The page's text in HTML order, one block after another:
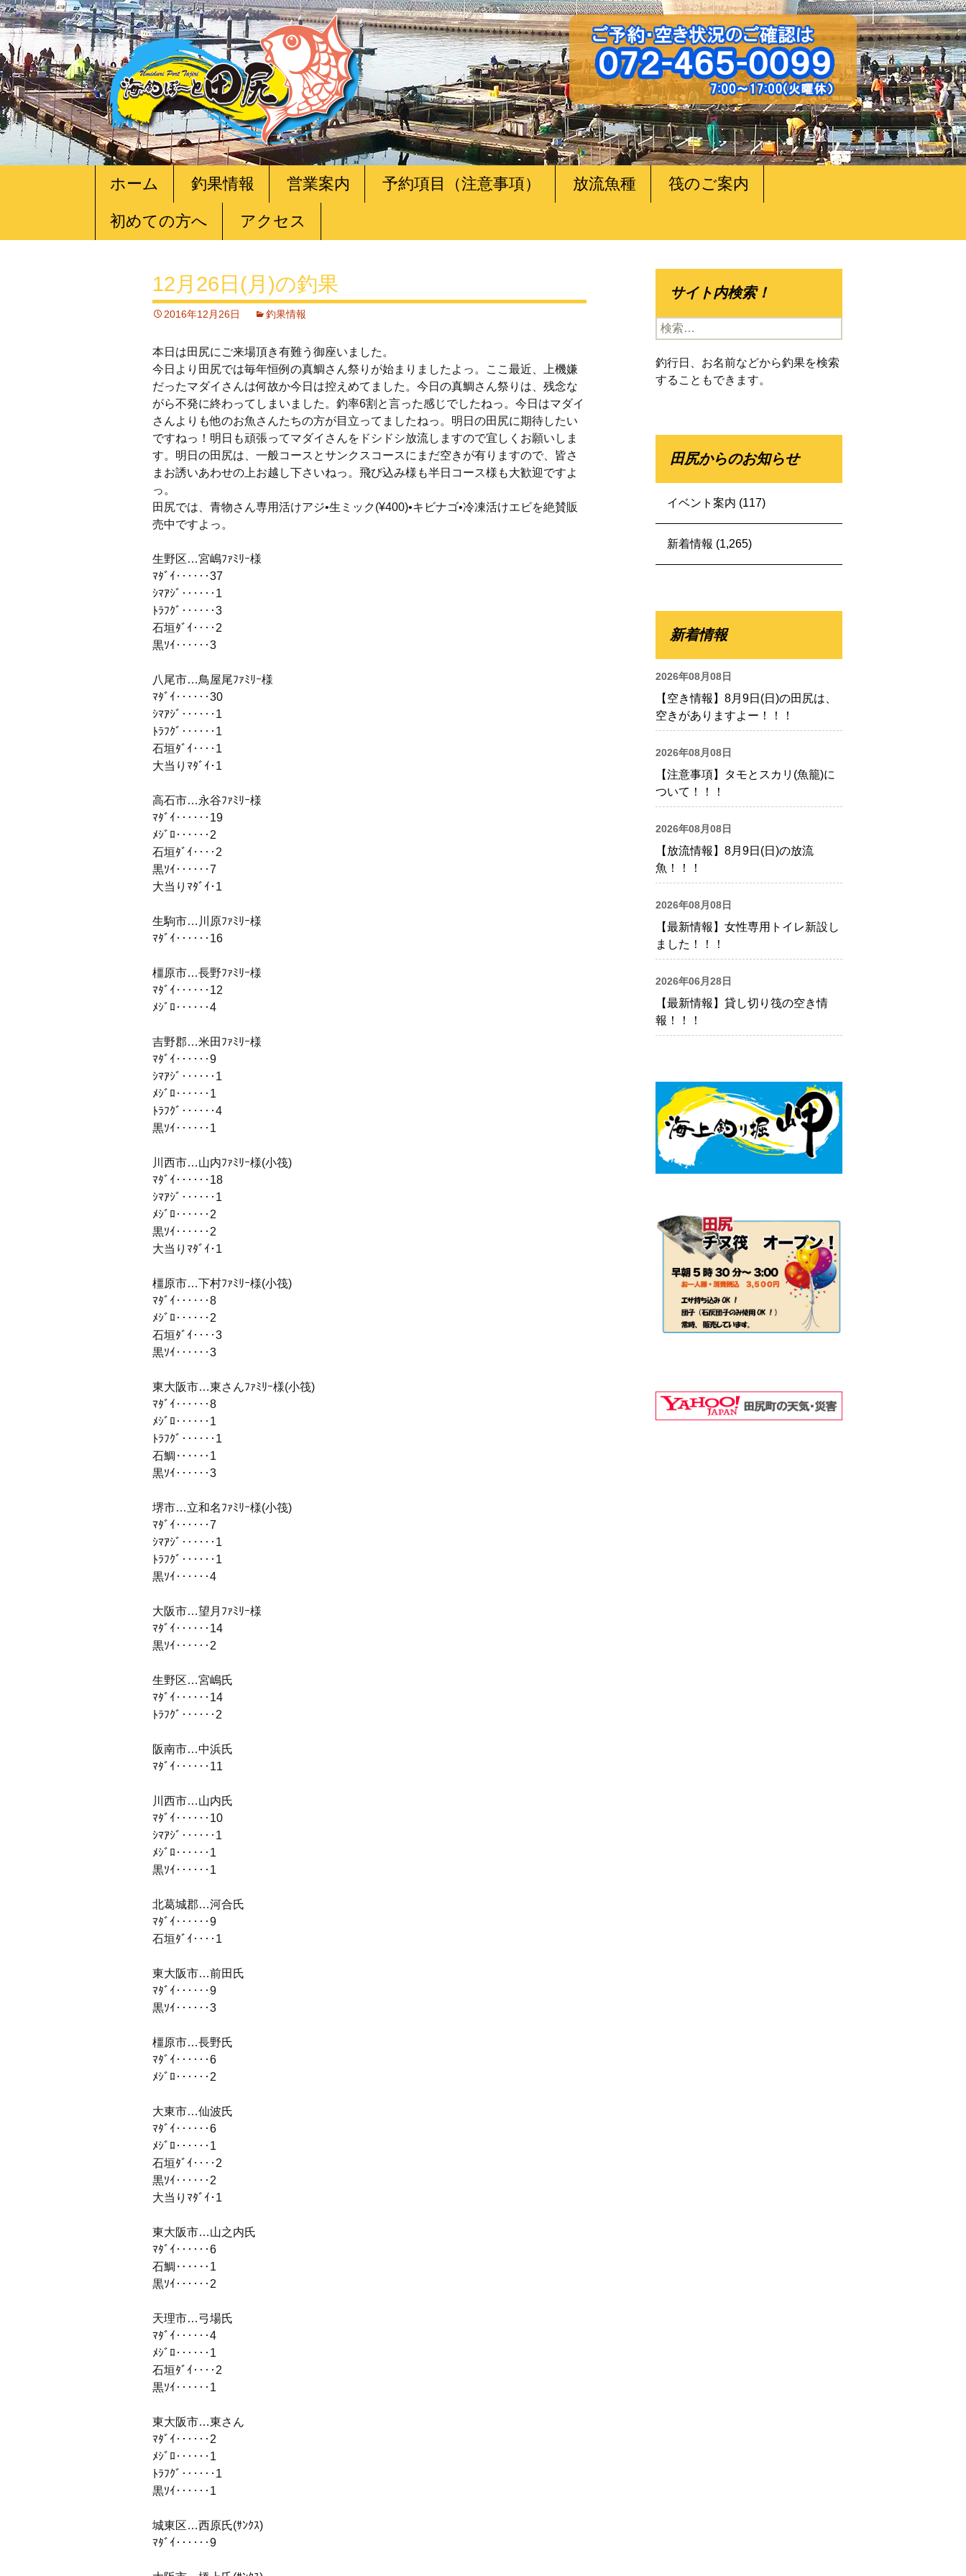
ツ
ホーム 釣果情報 営業案内 予約項目（注意事項） 放流魚種 筏のご案内
初めての方へ アクセス
12月26日(月)の釣果
2016年12月26日 釣果情報
本日は田尻にご来場頂き有難う御座いました。
今日より田尻では毎年恒例の真鯛さん祭りが始まりましたよっ。ここ最近、上機嫌
だったマダイさんは何故か今日は控えめてました。今日の真鯛さん祭りは、残念な
がら不発に終わってしまいました。釣率6割と言った感じでしたねっ。今日はマダイ
さんよりも他のお魚さんたちの方が目立ってましたねっ。明日の田尻に期待したい
ですねっ！明日も頑張ってマダイさんをドシドシ放流しますので宜しくお願いしま
す。明日の田尻は、一般コースとサンクスコースにまだ空きが有りますので、皆さ
まお誘いあわせの上お越し下さいねっ。飛び込み様も半日コース様も大歓迎ですよ
っ。
田尻では、青物さん専用活けアジ•生ミック(¥400)•キビナゴ•冷凍活けエビを絶賛販
売中ですよっ。
生野区…宮嶋ﾌｧﾐﾘｰ様
ﾏﾀﾞｲ‥‥‥37
ｼﾏｱｼﾞ‥‥‥1
ﾄﾗﾌｸﾞ‥‥‥3
石垣ﾀﾞｲ‥‥2
黒ｿｲ‥‥‥3
八尾市…鳥屋尾ﾌｧﾐﾘｰ様
ﾏﾀﾞｲ‥‥‥30
ｼﾏｱｼﾞ‥‥‥1
ﾄﾗﾌｸﾞ‥‥‥1
石垣ﾀﾞｲ‥‥1
大当りﾏﾀﾞｲ･1
高石市…永谷ﾌｧﾐﾘｰ様
ﾏﾀﾞｲ‥‥‥19
ﾒｼﾞﾛ‥‥‥2
石垣ﾀﾞｲ‥‥2
黒ｿｲ‥‥‥7
大当りﾏﾀﾞｲ･1
生駒市…川原ﾌｧﾐﾘｰ様
ﾏﾀﾞｲ‥‥‥16
橿原市…長野ﾌｧﾐﾘｰ様
ﾏﾀﾞｲ‥‥‥12
ﾒｼﾞﾛ‥‥‥4
吉野郡…米田ﾌｧﾐﾘｰ様
ﾏﾀﾞｲ‥‥‥9
ｼﾏｱｼﾞ‥‥‥1
ﾒｼﾞﾛ‥‥‥1
ﾄﾗﾌｸﾞ‥‥‥4
黒ｿｲ‥‥‥1
川西市…山内ﾌｧﾐﾘｰ様(小筏)
ﾏﾀﾞｲ‥‥‥18
ｼﾏｱｼﾞ‥‥‥1
ﾒｼﾞﾛ‥‥‥2
黒ｿｲ‥‥‥2
大当りﾏﾀﾞｲ･1
橿原市…下村ﾌｧﾐﾘｰ様(小筏)
ﾏﾀﾞｲ‥‥‥8
ﾒｼﾞﾛ‥‥‥2
石垣ﾀﾞｲ‥‥3
黒ｿｲ‥‥‥3
東大阪市…東さんﾌｧﾐﾘｰ様(小筏)
ﾏﾀﾞｲ‥‥‥8
ﾒｼﾞﾛ‥‥‥1
ﾄﾗﾌｸﾞ‥‥‥1
石鯛‥‥‥1
黒ｿｲ‥‥‥3
堺市…立和名ﾌｧﾐﾘｰ様(小筏)
ﾏﾀﾞｲ‥‥‥7
ｼﾏｱｼﾞ‥‥‥1
ﾄﾗﾌｸﾞ‥‥‥1
黒ｿｲ‥‥‥4
大阪市…望月ﾌｧﾐﾘｰ様
ﾏﾀﾞｲ‥‥‥14
黒ｿｲ‥‥‥2
生野区…宮嶋氏
ﾏﾀﾞｲ‥‥‥14
ﾄﾗﾌｸﾞ‥‥‥2
阪南市…中浜氏
ﾏﾀﾞｲ‥‥‥11
川西市…山内氏
ﾏﾀﾞｲ‥‥‥10
ｼﾏｱｼﾞ‥‥‥1
ﾒｼﾞﾛ‥‥‥1
黒ｿｲ‥‥‥1
北葛城郡…河合氏
ﾏﾀﾞｲ‥‥‥9
石垣ﾀﾞｲ‥‥1
東大阪市…前田氏
ﾏﾀﾞｲ‥‥‥9
黒ｿｲ‥‥‥3
橿原市…長野氏
ﾏﾀﾞｲ‥‥‥6
ﾒｼﾞﾛ‥‥‥2
大東市…仙波氏
ﾏﾀﾞｲ‥‥‥6
ﾒｼﾞﾛ‥‥‥1
石垣ﾀﾞｲ‥‥2
黒ｿｲ‥‥‥2
大当りﾏﾀﾞｲ･1
東大阪市…山之内氏
ﾏﾀﾞｲ‥‥‥6
石鯛‥‥‥1
黒ｿｲ‥‥‥2
天理市…弓場氏
ﾏﾀﾞｲ‥‥‥4
ﾒｼﾞﾛ‥‥‥1
石垣ﾀﾞｲ‥‥2
黒ｿｲ‥‥‥1
東大阪市…東さん
ﾏﾀﾞｲ‥‥‥2
ﾒｼﾞﾛ‥‥‥1
ﾄﾗﾌｸﾞ‥‥‥1
黒ｿｲ‥‥‥1
城東区…西原氏(ｻﾝｸｽ)
ﾏﾀﾞｲ‥‥‥9
サイト内検索！
検
索:
釣行日、お名前などから釣果を検索
することもできます。
田尻からのお知らせ
イベント案内 (117)
新着情報 (1,265)
新着情報
2026年08月08日
【空き情報】8月9日(日)の田尻は、
空きがありますよー！！！
2026年08月08日
【注意事項】タモとスカリ(魚籠)に
ついて！！！
2026年08月08日
【放流情報】8月9日(日)の放流
魚！！！
2026年08月08日
【最新情報】女性専用トイレ新設し
ました！！！
2026年06月28日
【最新情報】貸し切り筏の空き情
報！！！